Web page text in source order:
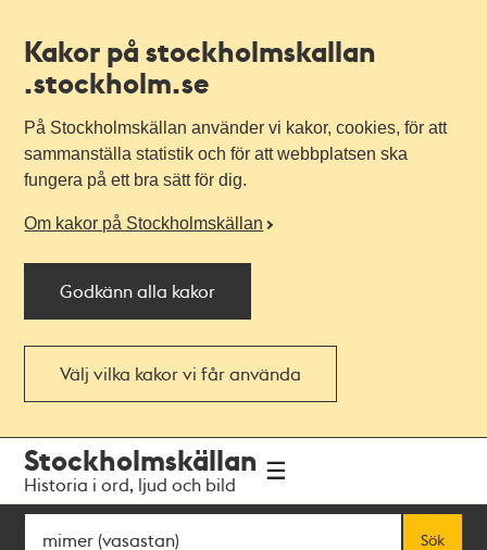
Kakor på stockholmskallan
.stockholm.se
På Stockholmskällan använder vi kakor, cookies, för att
sammanställa statistik och för att webbplatsen ska
fungera på ett bra sätt för dig.
Om kakor på Stockholmskällan
Godkänn alla kakor
Välj vilka kakor vi får använda
navigationen
huvudinnehållet
Stockholmskällan
Historia i ord, ljud och bild
Sök
Sök